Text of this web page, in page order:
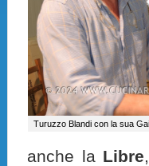
Turuzzo Blandi con la sua
anche la Libre